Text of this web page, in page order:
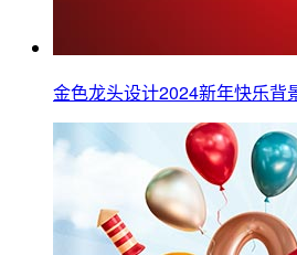
金色龙头设计2024新年快乐背